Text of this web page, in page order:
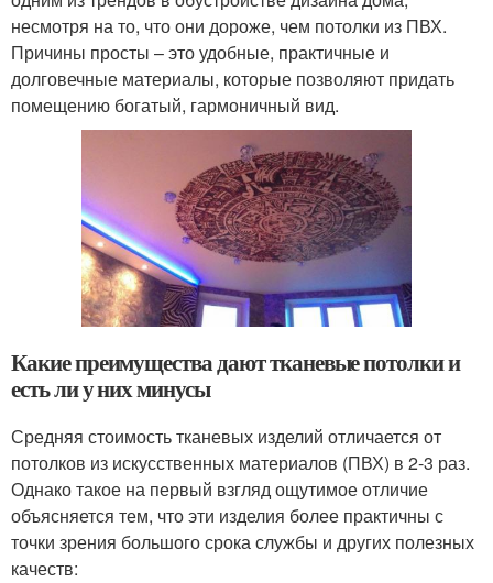
несмотря на то, что они дороже, чем потолки из ПВХ.
Причины просты – это удобные, практичные и
долговечные материалы, которые позволяют придать
помещению богатый, гармоничный вид.
Какие преимущества дают тканевые потолки и
есть ли у них минусы
Средняя стоимость тканевых изделий отличается от
потолков из искусственных материалов (ПВХ) в 2-3 раз.
Однако такое на первый взгляд ощутимое отличие
объясняется тем, что эти изделия более практичны с
точки зрения большого срока службы и других полезных
качеств: